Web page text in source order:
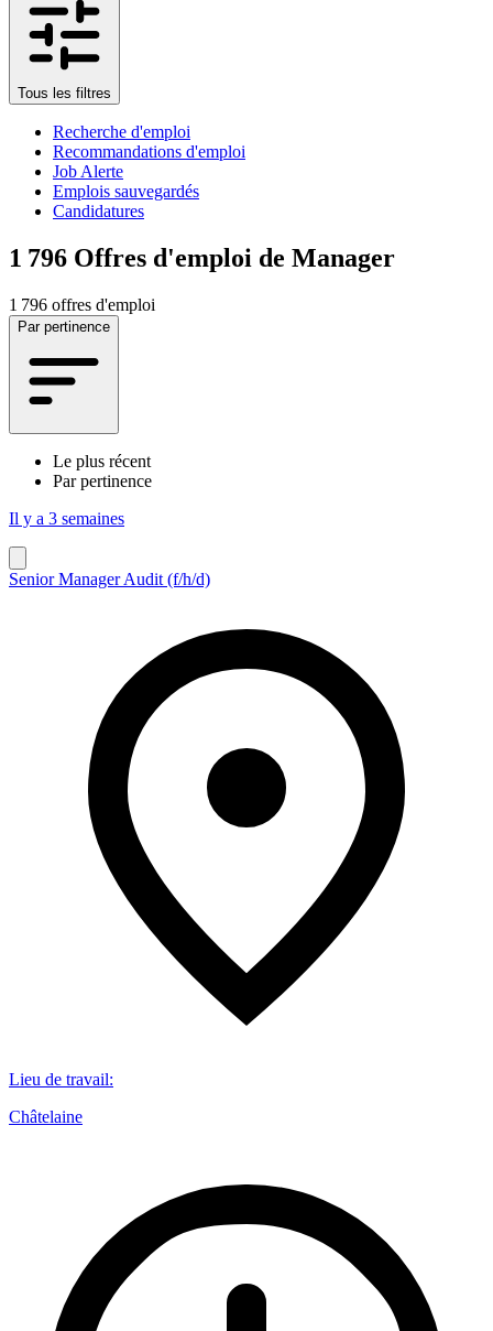
Tous les filtres
Recherche d'emploi
Recommandations d'emploi
Job Alerte
Emplois sauvegardés
Candidatures
1 796 Offres d'emploi de Manager
1 796 offres d'emploi
Par pertinence
Le plus récent
Par pertinence
Il y a 3 semaines
Senior Manager Audit (f/h/d)
Lieu de travail:
Châtelaine